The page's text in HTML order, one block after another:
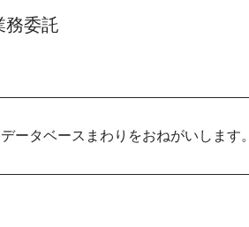
務委託
ータベースまわりをおねがいします。